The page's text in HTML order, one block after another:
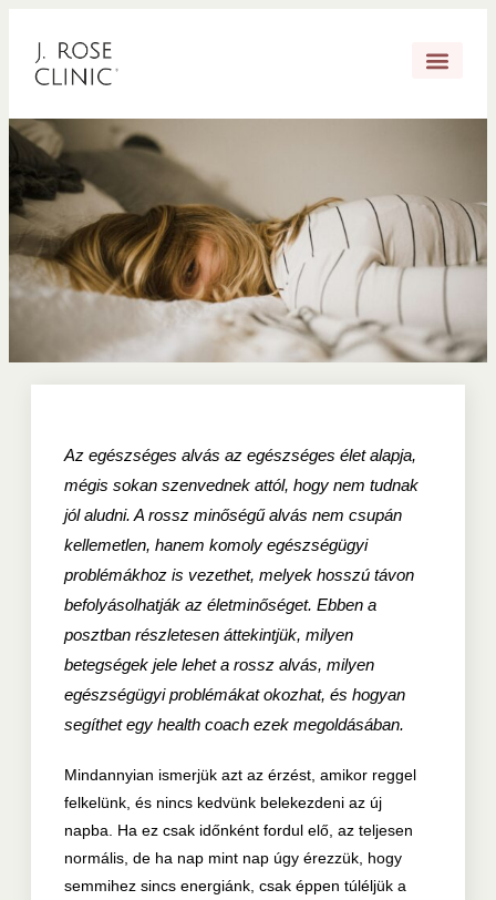
Az egészséges alvás az egészséges élet alapja,
mégis sokan szenvednek attól, hogy nem tudnak
jól aludni. A rossz minőségű alvás nem csupán
kellemetlen, hanem komoly egészségügyi
problémákhoz is vezethet, melyek hosszú távon
befolyásolhatják az életminőséget. Ebben a
posztban részletesen áttekintjük, milyen
betegségek jele lehet a rossz alvás, milyen
egészségügyi problémákat okozhat, és hogyan
segíthet egy health coach ezek megoldásában.
Mindannyian ismerjük azt az érzést, amikor reggel
felkelünk, és nincs kedvünk belekezdeni az új
napba. Ha ez csak időnként fordul elő, az teljesen
normális, de ha nap mint nap úgy érezzük, hogy
semmihez sincs energiánk, csak éppen túléljük a